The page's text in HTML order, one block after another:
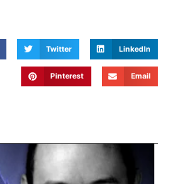
Twitter LinkedIn
Pinterest Email